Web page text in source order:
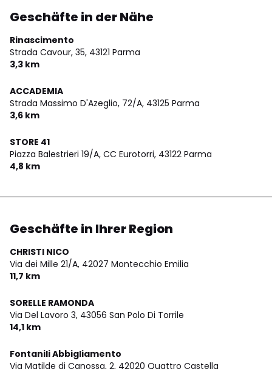
Geschäfte in der Nähe
Rinascimento
Strada Cavour, 35, 43121 Parma
3,3 km
ACCADEMIA
Strada Massimo D'Azeglio, 72/A, 43125 Parma
3,6 km
STORE 41
Piazza Balestrieri 19/A, CC Eurotorri, 43122 Parma
4,8 km
Geschäfte in Ihrer Region
CHRISTI NICO
Via dei Mille 21/A, 42027 Montecchio Emilia
11,7 km
SORELLE RAMONDA
Via Del Lavoro 3, 43056 San Polo Di Torrile
14,1 km
Fontanili Abbigliamento
Via Matilde di Canossa, 2, 42020 Quattro Castella